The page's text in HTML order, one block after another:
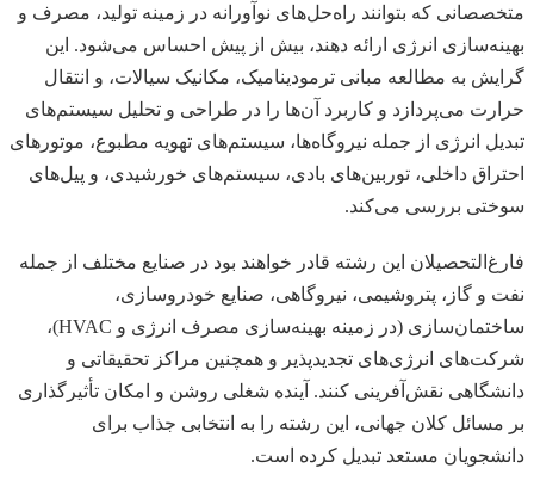
متخصصانی که بتوانند راه‌حل‌های نوآورانه در زمینه تولید، مصرف و
بهینه‌سازی انرژی ارائه دهند، بیش از پیش احساس می‌شود. این
گرایش به مطالعه مبانی ترمودینامیک، مکانیک سیالات، و انتقال
حرارت می‌پردازد و کاربرد آن‌ها را در طراحی و تحلیل سیستم‌های
تبدیل انرژی از جمله نیروگاه‌ها، سیستم‌های تهویه مطبوع، موتورهای
احتراق داخلی، توربین‌های بادی، سیستم‌های خورشیدی، و پیل‌های
سوختی بررسی می‌کند.
فارغ‌التحصیلان این رشته قادر خواهند بود در صنایع مختلف از جمله
نفت و گاز، پتروشیمی، نیروگاهی، صنایع خودروسازی،
ساختمان‌سازی (در زمینه بهینه‌سازی مصرف انرژی و HVAC)،
شرکت‌های انرژی‌های تجدیدپذیر و همچنین مراکز تحقیقاتی و
دانشگاهی نقش‌آفرینی کنند. آینده شغلی روشن و امکان تأثیرگذاری
بر مسائل کلان جهانی، این رشته را به انتخابی جذاب برای
دانشجویان مستعد تبدیل کرده است.